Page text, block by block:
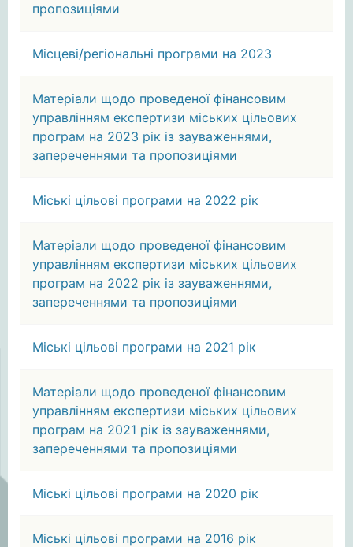
пропозиціями
Місцеві/регіональні програми на 2023
Матеріали щодо проведеної фінансовим
управлінням експертизи міських цільових
програм на 2023 рік із зауваженнями,
запереченнями та пропозиціями
Міські цільові програми на 2022 рік
Матеріали щодо проведеної фінансовим
управлінням експертизи міських цільових
програм на 2022 рік із зауваженнями,
запереченнями та пропозиціями
Міські цільові програми на 2021 рік
Матеріали щодо проведеної фінансовим
управлінням експертизи міських цільових
програм на 2021 рік із зауваженнями,
запереченнями та пропозиціями
Міські цільові програми на 2020 рік
Міські цільові програми на 2016 рік